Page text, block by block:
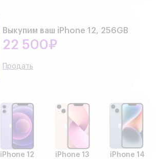
Выкупим ваш iPhone 12, 256GB
22 500₽
Продать
iPhone 12 iPhone 13 iPhone 14